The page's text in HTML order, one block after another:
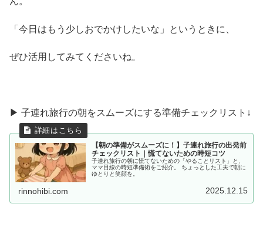
「今日はもう少しおでかけしたいな」というときに、
ぜひ活用してみてくださいね。
▶ 子連れ旅行の朝をスムーズにする準備チェックリスト↓
【朝の準備がスムーズに！】子連れ旅行の出発前
チェックリスト｜慌てないための時短コツ
子連れ旅行の朝に慌てないための「やることリスト」と、
ママ目線の時短準備術をご紹介。 ちょっとした工夫で朝に
ゆとりと笑顔を。
rinnohibi.com 2025.12.15